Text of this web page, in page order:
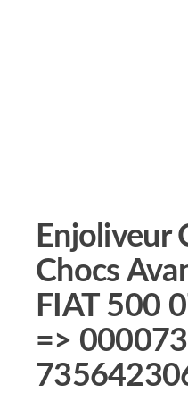
Enjoliveur
Chocs
FIAT 500
=>